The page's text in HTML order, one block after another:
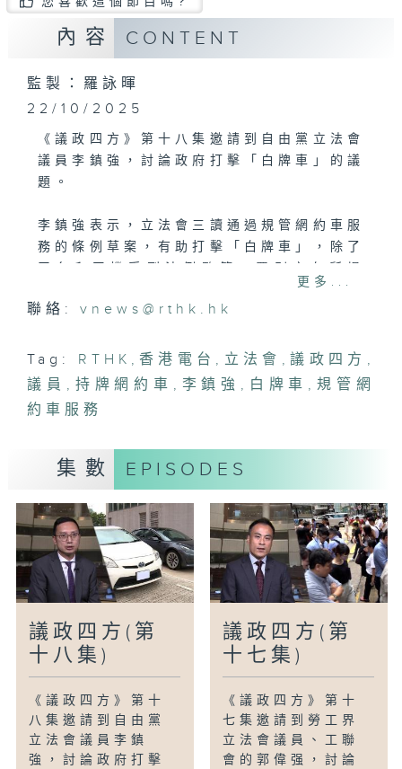
內容 CONTENT
監製：羅詠暉
22/10/2025
《議政四方》第十八集邀請到自由黨立法會
議員李鎮強，討論政府打擊「白牌車」的議
題。
李鎮強表示，立法會三讀通過規管網約車服
務的條例草案，有助打擊「白牌車」，除了
高，而且條例亦強化扣押車輛的安排，相信
會有一定阻嚇力。
政府期望持牌網約車平台可於明年第四季內
開始營運。李鎮強希望，警方在未來繼續加
加強宣傳教育，讓市民知悉乘坐「白牌車」
件申請上訴等。
另外，立法會今日舉行本屆會期最後一次大
會，李鎮強說，過去4年感受到議會氣氛的
改變，在行政主導下，官員與議員很多互動
和溝通，令法例和議案更完善。
更多...
聯絡:vnews@rthk.hk
Tag: RTHK , 香港電台 , 立法會 , 議政四方 ,
議員 , 持牌網約車 , 李鎮強 , 白牌車 , 規管網
約車服務
集數 EPISODES
議政四方(第
十八集)
《議政四方》第十
八集邀請到自由黨
立法會議員李鎮
強，討論政府打擊
議政四方(第
十七集)
《議政四方》第十
七集邀請到勞工界
立法會議員、工聯
會的郭偉强，討論